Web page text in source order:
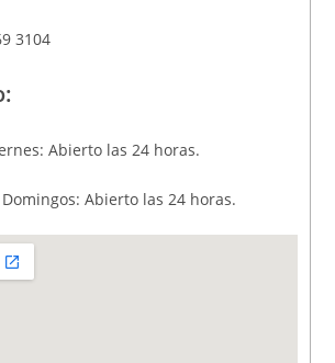
3104
Abierto las 24 horas.
Abierto las 24 horas.